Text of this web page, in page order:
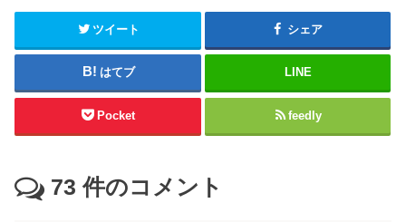
ツイート シェア
はてブ LINE
Pocket feedly
73 件のコメント